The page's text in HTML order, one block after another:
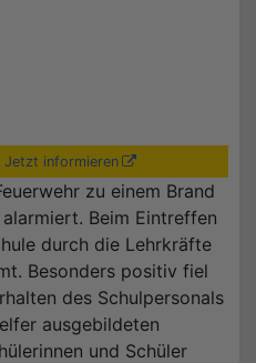
Jetzt informieren
zu einem Brand
Beim Eintreffen
durch die Lehrkräfte
Besonders positiv fiel
des Schulpersonals
ausgebildeten
und Schüler